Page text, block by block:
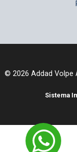
© 2026 Addad Volpe
Sistema